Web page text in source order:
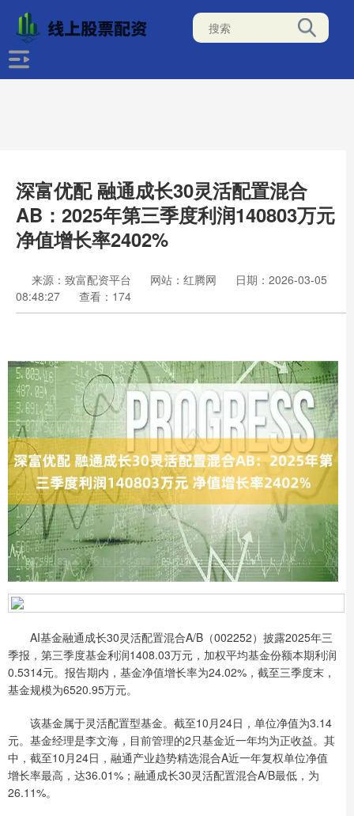
深富优配 融通成长30灵活配置混合
AB：2025年第三季度利润140803万元
净值增长率2402%
来源：致富配资平台 网站：红腾网
日期：2026-03-05
08:48:27
查看：174
AI基金融通成长30灵活配置混合A/B（002252）披露2025年三
季报，第三季度基金利润1408.03万元，加权平均基金份额本期利润
0.5314元。报告期内，基金净值增长率为24.02%，截至三季度末，
基金规模为6520.95万元。
该基金属于灵活配置型基金。截至10月24日，单位净值为3.14
元。基金经理是李文海，目前管理的2只基金近一年均为正收益。其
中，截至10月24日，融通产业趋势精选混合A近一年复权单位净值
增长率最高，达36.01%；融通成长30灵活配置混合A/B最低，为
26.11%。